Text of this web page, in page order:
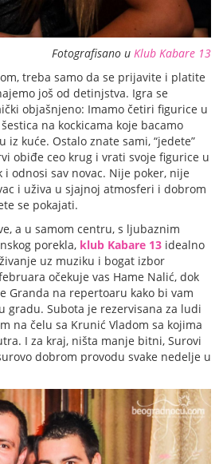
Fotografisano u Klub Kabare 13
treba samo da se prijavite i platite
još od detinjstva. Igra se
objašnjeno: Imamo četiri figurice u
na kockicama koje bacamo
kuće. Ostalo znate sami, “jedete”
obiđe ceo krug i vrati svoje figurice u
odnosi sav novac. Nije poker, nije
i uživa u sjajnoj atmosferi i dobrom
se pokajati.
a u samom centru, s ljubaznim
porekla, klub Kabare 13 idealno
uz muziku i bogat izbor
očekuje vas Hame Nalić, dok
Granda na repertoaru kako bi vam
Subota je rezervisana za ludi
na čelu sa Krunić Vladom sa kojima
I za kraj, ništa manje bitni, Surovi
dobrom provodu svake nedelje u